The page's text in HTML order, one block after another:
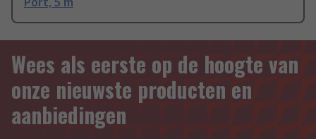
Wees als eerste op de hoogte van
onze nieuwste producten en
aanbiedingen